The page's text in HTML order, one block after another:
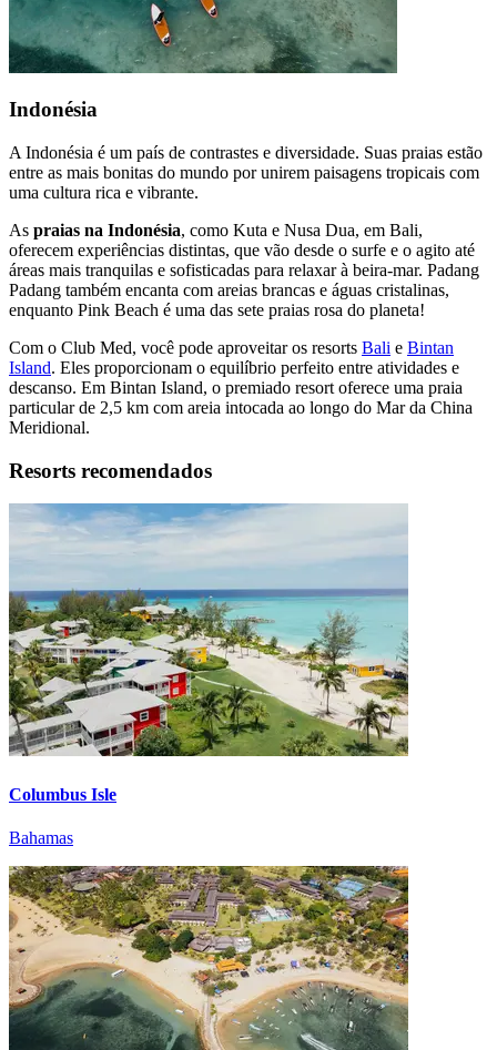
Indonésia
A Indonésia é um país de contrastes e diversidade. Suas praias estão
entre as mais bonitas do mundo por unirem paisagens tropicais com
uma cultura rica e vibrante.
As praias na Indonésia, como Kuta e Nusa Dua, em Bali,
oferecem experiências distintas, que vão desde o surfe e o agito até
áreas mais tranquilas e sofisticadas para relaxar à beira-mar. Padang
Padang também encanta com areias brancas e águas cristalinas,
enquanto Pink Beach é uma das sete praias rosa do planeta!
Com o Club Med, você pode aproveitar os resorts Bali e Bintan
Island. Eles proporcionam o equilíbrio perfeito entre atividades e
descanso. Em Bintan Island, o premiado resort oferece uma praia
particular de 2,5 km com areia intocada ao longo do Mar da China
Meridional.
Resorts recomendados
Columbus Isle
Bahamas